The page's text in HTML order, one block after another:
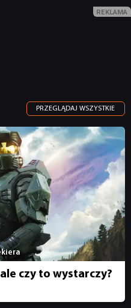
PRZEGLĄDAJ WSZYSTKIE
czy to wystarczy?